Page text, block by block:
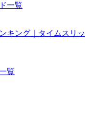
一覧
キング｜タイムスリッ
覧